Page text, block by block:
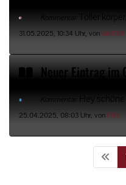
Kommentar: Toller
31.05.2025, 10:34 Uhr, vonulle508
Neuer Eintrag im
Kommentar: Hey schöne
25.04.2025, 08:03 Uhr, von Frifo